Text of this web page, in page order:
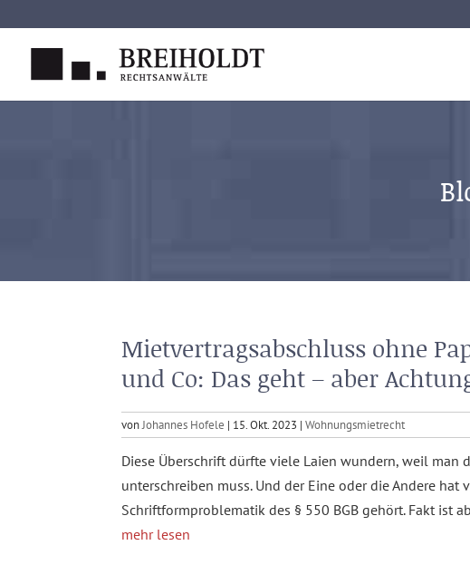
to
content
Mietvertragsabschluss ohne
und Co: Das geht – aber
vonJohannes Hofele | 15. Okt. 2023 |Wohnungsmietrecht
Diese Überschrift dürfte viele Laien wundern, weil man
unterschreiben muss. Und der Eine oder die Andere
Schriftformproblematik des § 550 BGB gehört. Fakt ist
mehr lesen